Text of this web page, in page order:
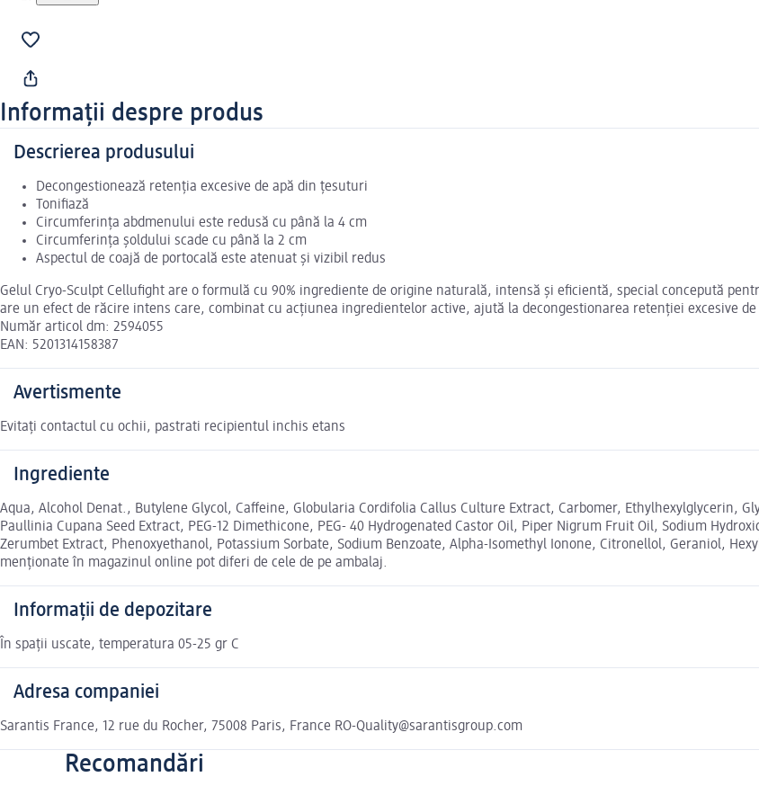
Informații despre produs
Descrierea produsului
Decongestionează retenția excesive de apă din țesuturi
Tonifiază
Circumferința abdmenului este redusă cu până la 4 cm
Circumferința șoldului scade cu până la 2 cm
Aspectul de coajă de portocală este atenuat și vizibil redus
Gelul Cryo-Sculpt Cellufight are o formulă cu 90% ingrediente de origine naturală, intensă și eficientă, special concepută
are un efect de răcire intens care, combinat cu acțiunea ingredientelor active, ajută la decongestionarea retenției excesive
Număr articol dm: 2594055
EAN: 5201314158387
Avertismente
Evitați contactul cu ochii, pastrati recipientul inchis etans
Ingrediente
Aqua, Alcohol Denat., Butylene Glycol, Caffeine, Globularia Cordifolia Callus Culture Extract, Carbomer, Ethylhexylglycerin,
Paullinia Cupana Seed Extract, PEG-12 Dimethicone, PEG- 40 Hydrogenated Castor Oil, Piper Nigrum Fruit Oil, Sodium
Zerumbet Extract, Phenoxyethanol, Potassium Sorbate, Sodium Benzoate, Alpha-Isomethyl Ionone, Citronellol, Geraniol,
menționate în magazinul online pot diferi de cele de pe ambalaj.
Informații de depozitare
În spații uscate, temperatura 05-25 gr C
Adresa companiei
Sarantis France, 12 rue du Rocher, 75008 Paris, France RO-Quality@sarantisgroup.com
Recomandări